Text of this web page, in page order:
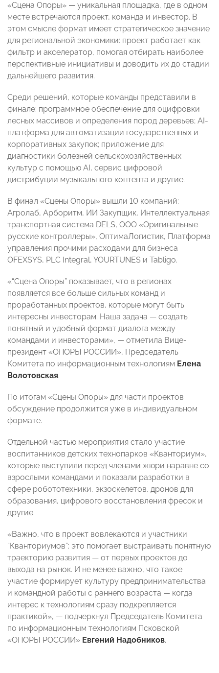
«Сцена Опоры» — уникальная площадка, где в одном
месте встречаются проект, команда и инвестор. В
этом смысле формат имеет стратегическое значение
для региональной экономики: проект работает как
фильтр и акселератор, помогая отбирать наиболее
перспективные инициативы и доводить их до стадии
дальнейшего развития.
Среди решений, которые команды представили в
финале: программное обеспечение для оцифровки
лесных массивов и определения пород деревьев; AI-
платформа для автоматизации государственных и
корпоративных закупок; приложение для
диагностики болезней сельскохозяйственных
культур с помощью AI, сервис цифровой
дистрибуции музыкального контента и другие.
В финал «Сцены Опоры» вышли 10 компаний:
Агролаб, Арборитм, ИИ Закупщик, Интеллектуальная
транспортная система DELS, ООО «Оригинальные
русские контроллеры», ОптимаЛогистик, Платформа
управления прочими расходами для бизнеса
OFEXSYS, PLC Integral, YOURTUNES и Tabligo.
«“Сцена Опоры” показывает, что в регионах
появляется все больше сильных команд и
проработанных проектов, которые могут быть
интересны инвесторам. Наша задача — создать
понятный и удобный формат диалога между
командами и инвесторами», — отметила Вице-
президент «ОПОРЫ РОССИИ», Председатель
Комитета по информационным технологиям Елена
Волотовская.
По итогам «Сцены Опоры» для части проектов
обсуждение продолжится уже в индивидуальном
формате.
Отдельной частью мероприятия стало участие
воспитанников детских технопарков «Кванториум»,
которые выступили перед членами жюри наравне со
взрослыми командами и показали разработки в
сфере робототехники, экзоскелетов, дронов для
образования, цифрового восстановления фресок и
другие.
«Важно, что в проект вовлекаются и участники
“Кванториумов”: это помогает выстраивать понятную
траекторию развития — от первых проектов до
выхода на рынок. И не менее важно, что такое
участие формирует культуру предпринимательства
и командной работы с раннего возраста — когда
интерес к технологиям сразу подкрепляется
практикой», — подчеркнул Председатель Комитета
по информационным технологиям Псковской
«ОПОРЫ РОССИИ» Евгений Надобников.